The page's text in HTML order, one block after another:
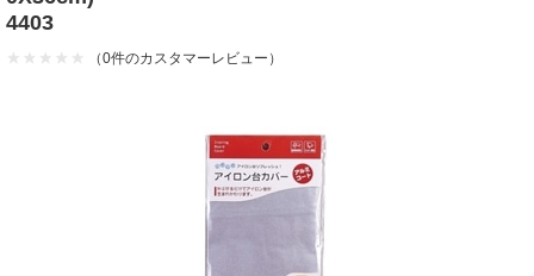
4403
（0件のカスタマーレビュー）